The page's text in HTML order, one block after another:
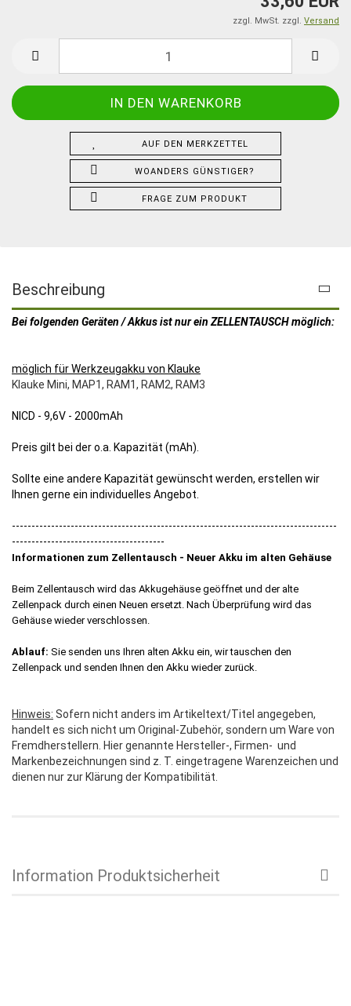
zzgl. MwSt. zzgl. Versand
AUF DEN MERKZETTEL
WOANDERS GÜNSTIGER?
FRAGE ZUM PRODUKT
Beschreibung
Bei folgenden Geräten / Akkus ist nur ein ZELLENTAUSCH möglich:
möglich für Werkzeugakku von Klauke
Klauke Mini, MAP1, RAM1, RAM2, RAM3
NICD - 9,6V - 2000mAh
Preis gilt bei der o.a. Kapazität (mAh).
Sollte eine andere Kapazität gewünscht werden, erstellen wir
Ihnen gerne ein individuelles Angebot.
-----------------------------------------------------------------------------------
---------------------------------------
Informationen zum Zellentausch - Neuer Akku im alten Gehäuse
Beim Zellentausch wird das Akkugehäuse geöffnet und der alte
Zellenpack durch einen Neuen ersetzt. Nach Überprüfung wird das
Gehäuse wieder verschlossen.
Ablauf: Sie senden uns Ihren alten Akku ein, wir tauschen den
Zellenpack und senden Ihnen den Akku wieder zurück.
Hinweis: Sofern nicht anders im Artikeltext/Titel angegeben,
handelt es sich nicht um Original-Zubehör, sondern um Ware von
Fremdherstellern. Hier genannte Hersteller-, Firmen- und
Markenbezeichnungen sind z. T. eingetragene Warenzeichen und
dienen nur zur Klärung der Kompatibilität.
Information Produktsicherheit